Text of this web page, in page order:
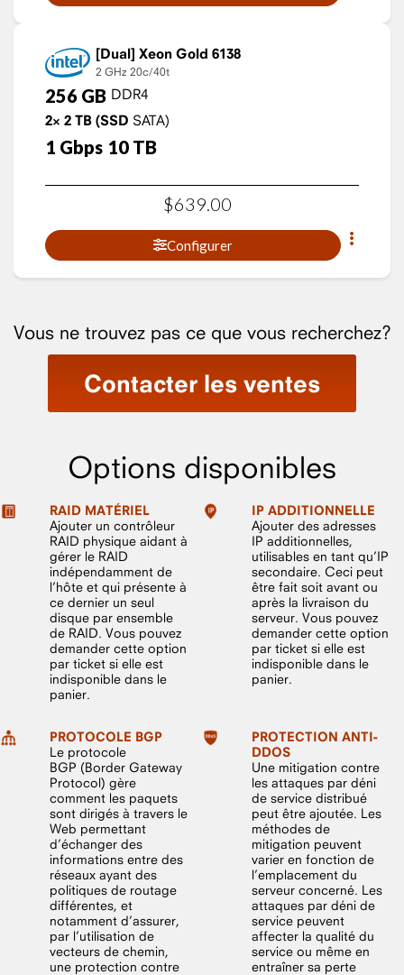
Xeon Gold 6138
2 GHz 20c/40t
256 GB DDR4
2× 2 TB (SSD SATA)
1 Gbps 10 TB
$639 00
Configurer
Vous ne trouvez pas ce que vous recherchez?
Contacter les ventes
Options disponibles
RAID MATÉRIEL
Ajouter un contrôleur
RAID physique aidant à
gérer le RAID
indépendamment de
l’hôte et qui présente à
ce dernier un seul
disque par ensemble
de RAID. Vous pouvez
demander cette option
par ticket si elle est
indisponible dans le
panier.
IP ADDITIONNELLE
Ajouter des adresses
IP additionnelles,
utilisables en tant qu’IP
secondaire. Ceci peut
être fait soit avant ou
après la livraison du
serveur. Vous pouvez
demander cette option
par ticket si elle est
indisponible dans le
panier.
PROTOCOLE BGP
Le protocole
BGP (Border Gateway
Protocol) gère
comment les paquets
sont dirigés à travers le
Web permettant
d’échanger des
informations entre des
réseaux ayant des
politiques de routage
différentes, et
notamment d’assurer,
par l’utilisation de
vecteurs de chemin,
une protection contre
PROTECTION ANTI-
DDOS
Une mitigation contre
les attaques par déni
de service distribué
peut être ajoutée. Les
méthodes de
mitigation peuvent
varier en fonction de
l’emplacement du
serveur concerné. Les
attaques par déni de
service peuvent
affecter la qualité du
service ou même en
entraîner sa perte